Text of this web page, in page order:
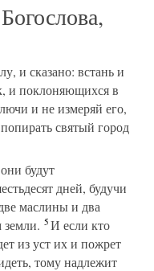
и сказано: встань и
и поклоняющихся в
и не измеряй его,
святый город
будут
дней, будучи
маслины и два
земли. 5И если кто
из уст их и пожрет
тому надлежит